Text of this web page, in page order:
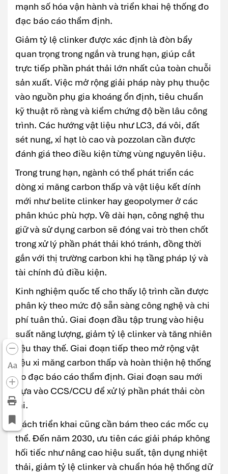
Aa
mạnh số hóa vận hành và triển khai hệ thống đo
đạc báo cáo thẩm định.
Giảm tỷ lệ clinker được xác định là đòn bẩy
quan trọng trong ngắn và trung hạn, giúp cắt
trực tiếp phần phát thải lớn nhất của toàn chuỗi
sản xuất. Việc mở rộng giải pháp này phụ thuộc
vào nguồn phụ gia khoáng ổn định, tiêu chuẩn
kỹ thuật rõ ràng và kiểm chứng độ bền lâu công
trình. Các hướng vật liệu như LC3, đá vôi, đất
sét nung, xỉ hạt lò cao và pozzolan cần được
đánh giá theo điều kiện từng vùng nguyên liệu.
Trong trung hạn, ngành có thể phát triển các
dòng xi măng carbon thấp và vật liệu kết dính
mới như belite clinker hay geopolymer ở các
phân khúc phù hợp. Về dài hạn, công nghệ thu
giữ và sử dụng carbon sẽ đóng vai trò then chốt
trong xử lý phần phát thải khó tránh, đồng thời
gắn với thị trường carbon khi hạ tầng pháp lý và
tài chính đủ điều kiện.
Kinh nghiệm quốc tế cho thấy lộ trình cần được
phân kỳ theo mức độ sẵn sàng công nghệ và chi
phí tuân thủ. Giai đoạn đầu tập trung vào hiệu
suất năng lượng, giảm tỷ lệ clinker và tăng nhiên
liệu thay thế. Giai đoạn tiếp theo mở rộng vật
liệu xi măng carbon thấp và hoàn thiện hệ thống
đo đạc báo cáo thẩm định. Giai đoạn sau mới
dựa vào CCS/CCU để xử lý phần phát thải còn
lại.
Cách triển khai cũng cần bám theo các mốc cụ
thể. Đến năm 2030, ưu tiên các giải pháp không
hối tiếc như nâng cao hiệu suất, tận dụng nhiệt
thải, giảm tỷ lệ clinker và chuẩn hóa hệ thống dữ